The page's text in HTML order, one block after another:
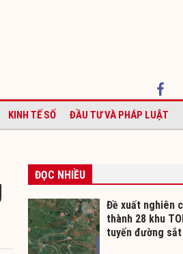
KINH TẾ SỐ ĐẦU TƯ VÀ PHÁP LUẬT
ĐỌC NHIỀU
Đề xuất nghiên
thành 28 khu
tuyến đường sắt